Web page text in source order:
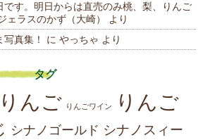
です。明日からは直売のみ桃、梨、りんご
ェラスのかず（大崎）
より
真集！
に やっちゃ より
タグ
りんご りんごワイン
りんご
シナノゴールド シナノスィー